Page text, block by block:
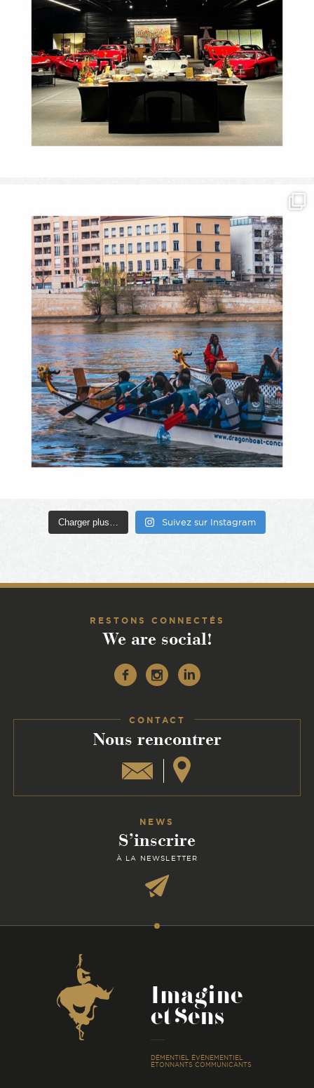
Charger plus… Suivez sur Instagram
RESTONS CONNECTÉS
We are social!
CONTACT
Nous rencontrer
NEWS
S’inscrire
À LA NEWSLETTER
Coordonnées
Imagine
et Sens
DÉMENTIEL ÉVÉNEMENTIEL
ÉTONNANTS COMMUNICANTS